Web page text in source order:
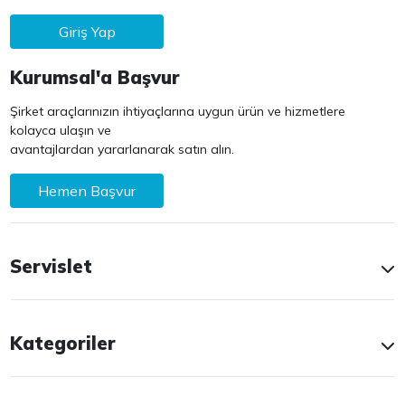
Giriş Yap
Kurumsal'a Başvur
Şirket araçlarınızın ihtiyaçlarına uygun ürün ve hizmetlere
kolayca ulaşın ve
avantajlardan yararlanarak satın alın.
Hemen Başvur
Servislet
Kategoriler